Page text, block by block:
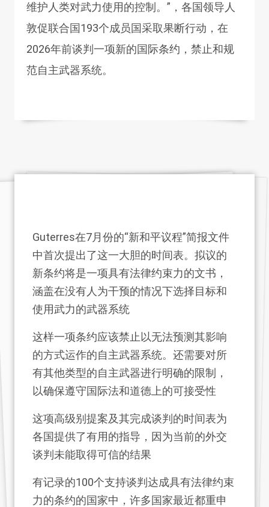
维护人类对武力使用的控制。”，各国领导人
敦促联合国193个成员国采取果断行动，在
2026年前谈判一项新的国际条约，禁止和规
范自主武器系统。
Guterres在7月份的“新和平议程”简报文件
中首次提出了这一大胆的时间表。拟议的
新条约将是一项具有法律约束力的文书，
涵盖在没有人为干预的情况下选择目标和
使用武力的武器系统
这样一项条约应该禁止以无法预测其影响
的方式运作的自主武器系统。还需要对所
有其他类型的自主武器进行明确的限制，
以确保遵守国际法和道德上的可接受性
这项高级别提案及其完成谈判的时间表为
各国提供了有用的指导，因为当前的外交
谈判未能取得可信的结果
有记录的100个支持谈判达成具有法律约束
力的条约的国家中，许多国家最近都重申